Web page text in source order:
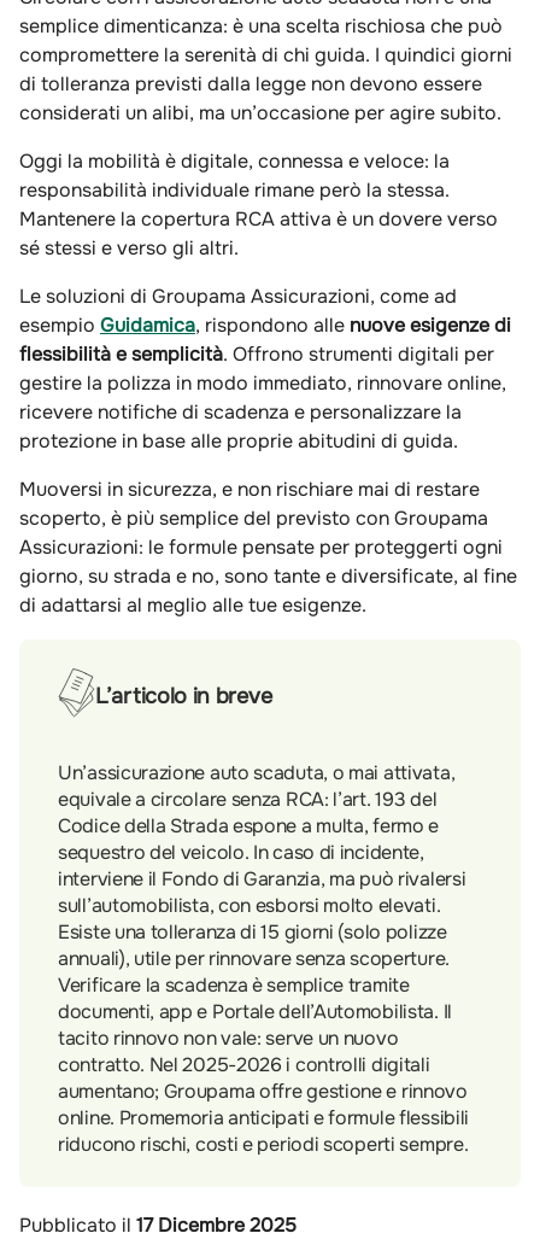
semplice dimenticanza: è una scelta rischiosa che può
compromettere la serenità di chi guida. I quindici giorni
di tolleranza previsti dalla legge non devono essere
considerati un alibi, ma un’occasione per agire subito.
Oggi la mobilità è digitale, connessa e veloce: la
responsabilità individuale rimane però la stessa.
Mantenere la copertura RCA attiva è un dovere verso
sé stessi e verso gli altri.
Le soluzioni di Groupama Assicurazioni, come ad
esempio Guidamica, rispondono alle nuove esigenze di
flessibilità e semplicità. Offrono strumenti digitali per
gestire la polizza in modo immediato, rinnovare online,
ricevere notifiche di scadenza e personalizzare la
protezione in base alle proprie abitudini di guida.
Muoversi in sicurezza, e non rischiare mai di restare
scoperto, è più semplice del previsto con Groupama
Assicurazioni: le formule pensate per proteggerti ogni
giorno, su strada e no, sono tante e diversificate, al fine
di adattarsi al meglio alle tue esigenze.
L’articolo in breve
Un’assicurazione auto scaduta, o mai attivata,
equivale a circolare senza RCA: l’art. 193 del
Codice della Strada espone a multa, fermo e
sequestro del veicolo. In caso di incidente,
interviene il Fondo di Garanzia, ma può rivalersi
sull’automobilista, con esborsi molto elevati.
Esiste una tolleranza di 15 giorni (solo polizze
annuali), utile per rinnovare senza scoperture.
Verificare la scadenza è semplice tramite
documenti, app e Portale dell’Automobilista. Il
tacito rinnovo non vale: serve un nuovo
contratto. Nel 2025-2026 i controlli digitali
aumentano; Groupama offre gestione e rinnovo
online. Promemoria anticipati e formule flessibili
riducono rischi, costi e periodi scoperti sempre.
Pubblicato il 17 Dicembre 2025